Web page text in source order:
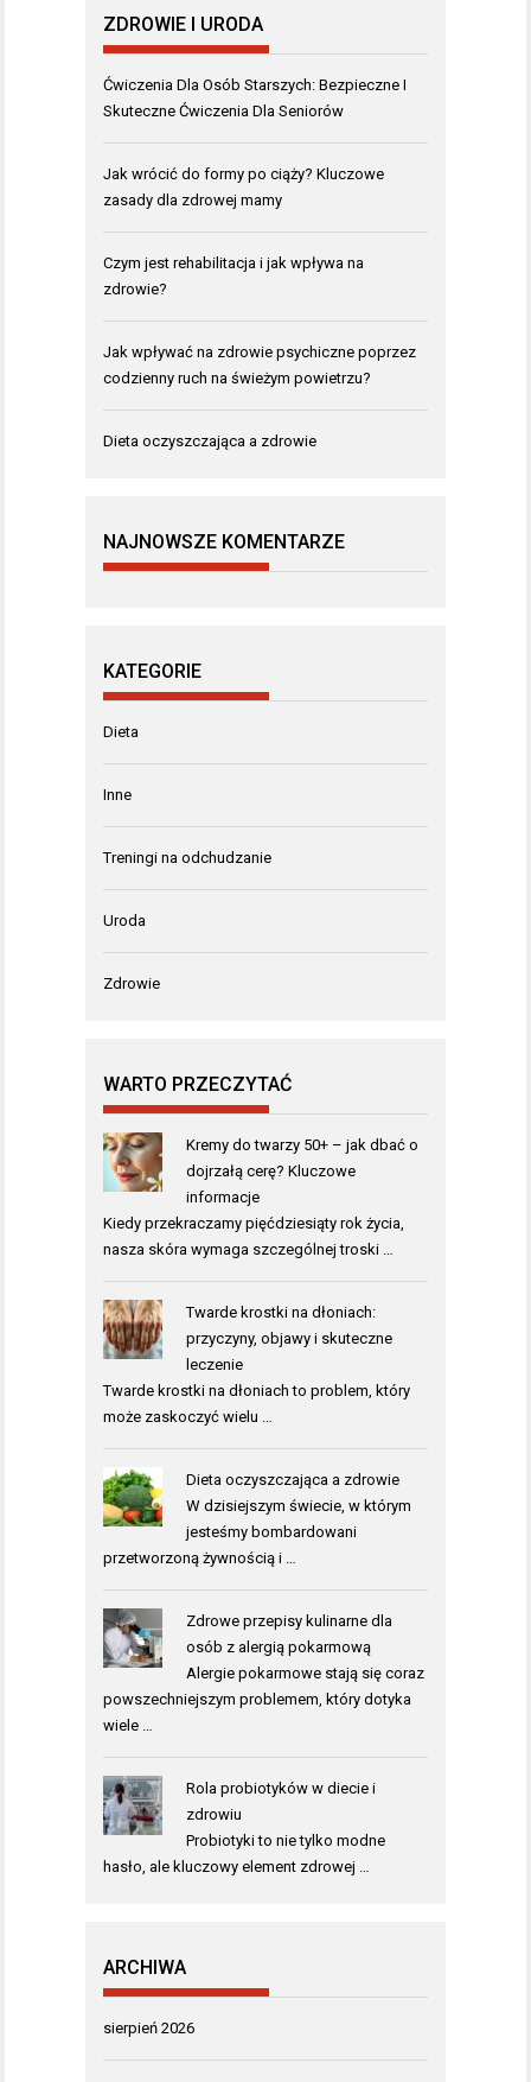
ZDROWIE I URODA
Ćwiczenia Dla Osób Starszych: Bezpieczne I
Skuteczne Ćwiczenia Dla Seniorów
Jak wrócić do formy po ciąży? Kluczowe
zasady dla zdrowej mamy
Czym jest rehabilitacja i jak wpływa na
zdrowie?
Jak wpływać na zdrowie psychiczne poprzez
codzienny ruch na świeżym powietrzu?
Dieta oczyszczająca a zdrowie
NAJNOWSZE KOMENTARZE
KATEGORIE
Dieta
Inne
Treningi na odchudzanie
Uroda
Zdrowie
WARTO PRZECZYTAĆ
Kremy do twarzy 50+ – jak dbać o
dojrzałą cerę? Kluczowe
informacje
Kiedy przekraczamy pięćdziesiąty rok życia,
nasza skóra wymaga szczególnej troski …
Twarde krostki na dłoniach:
przyczyny, objawy i skuteczne
leczenie
Twarde krostki na dłoniach to problem, który
może zaskoczyć wielu …
Dieta oczyszczająca a zdrowie
W dzisiejszym świecie, w którym
jesteśmy bombardowani
przetworzoną żywnością i …
Zdrowe przepisy kulinarne dla
osób z alergią pokarmową
Alergie pokarmowe stają się coraz
powszechniejszym problemem, który dotyka
wiele …
Rola probiotyków w diecie i
zdrowiu
Probiotyki to nie tylko modne
hasło, ale kluczowy element zdrowej …
ARCHIWA
sierpień 2026